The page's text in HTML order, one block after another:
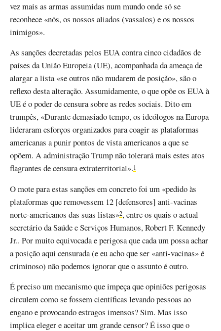
vez mais as armas assumidas num mundo onde só se
reconhece «nós, os nossos aliados (vassalos) e os nossos
inimigos».
As sanções decretadas pelos EUA contra cinco cidadãos de
países da União Europeia (UE), acompanhada da ameaça de
alargar a lista «se outros não mudarem de posição», são o
reflexo desta alteração. Assumidamente, o que opõe os EUA à
UE é o poder de censura sobre as redes sociais. Dito em
trumpês, «Durante demasiado tempo, os ideólogos na Europa
lideraram esforços organizados para coagir as plataformas
americanas a punir pontos de vista americanos a que se
opõem. A administração Trump não tolerará mais estes atos
flagrantes de censura extraterritorial».1
O mote para estas sanções em concreto foi um «pedido às
plataformas que removessem 12 [defensores] anti-vacinas
norte-americanos das suas listas»2, entre os quais o actual
secretário da Saúde e Serviços Humanos, Robert F. Kennedy
Jr.. Por muito equivocada e perigosa que cada um possa achar
a posição aqui censurada (e eu acho que ser «anti-vacinas» é
criminoso) não podemos ignorar que o assunto é outro.
É preciso um mecanismo que impeça que opiniões perigosas
circulem como se fossem científicas levando pessoas ao
engano e provocando estragos imensos? Sim. Mas isso
implica eleger e aceitar um grande censor? É isso que o